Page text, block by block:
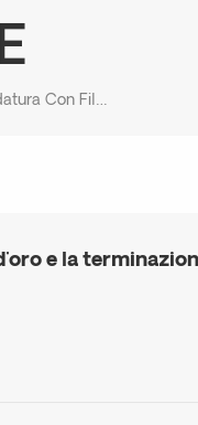
Qual È La Differenza Tra La Saldatura Con Filo D'oro E La Terminazione Metallica A Montaggio Superficiale Nei Filtri LTCC?
e la